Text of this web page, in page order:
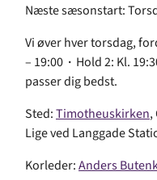
Næste sæsonstart:
Vi øver hver torsdag,
– 19:00 · Hold 2: Kl.
passer dig bedst.
Sted:Timotheuskirken,
Lige ved Langgade
Korleder:Anders